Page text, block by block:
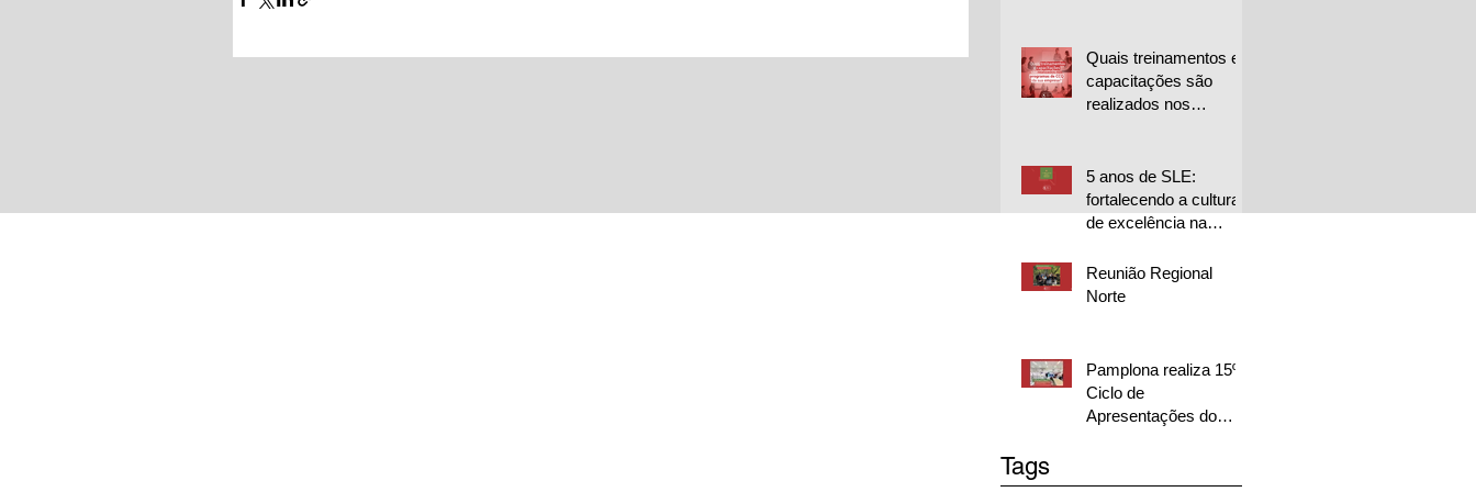
Quais treinamentos e
capacitações são
realizados nos
5 anos de SLE:
fortalecendo a cultura
de excelência na
Reunião Regional
Norte
Pamplona realiza 15º
Ciclo de
Apresentações do
excelência dos
Tags